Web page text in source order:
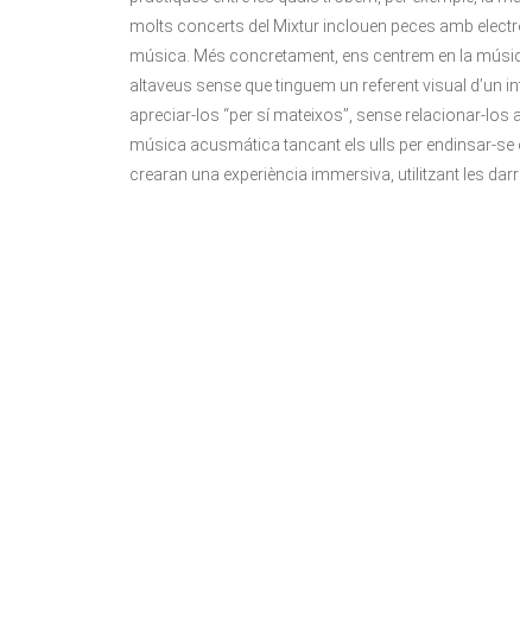
molts concerts del Mixtur inclouen peces amb
música. Més concretament, ens centrem en la
altaveus sense que tinguem un referent visual
apreciar-los “per sí mateixos”, sense relacionar-los
música acusmática tancant els ulls per endinsar-
crearan una experiència immersiva, utilitzant les